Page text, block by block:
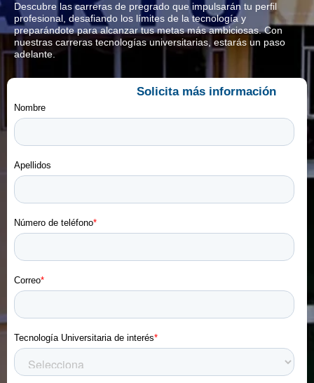
Descubre las carreras de pregrado que impulsarán tu perfil
profesional, desafiando los límites de la tecnología y
preparándote para alcanzar tus metas más ambiciosas. Con
nuestras carreras tecnologías universitarias, estarás un paso
adelante.